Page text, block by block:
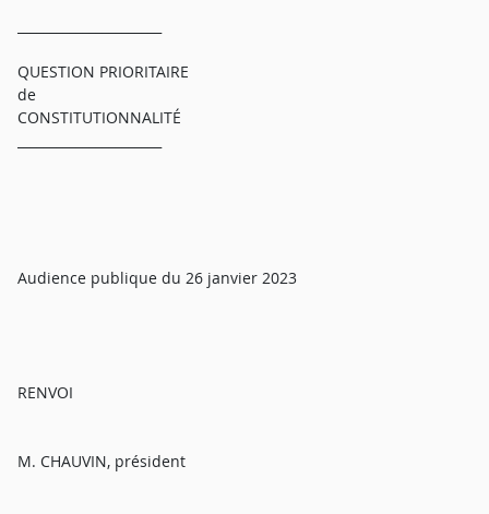
QUESTION PRIORITAIRE
de
CONSTITUTIONNALITÉ
Audience publique du 26 janvier 2023
RENVOI
M. CHAUVIN, président